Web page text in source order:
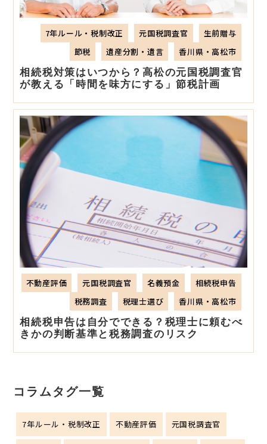
7年ルール・税制改正 元国税調査官
生前贈与
節税
遺産分割・遺言
香川県・高松市
相続税対策はいつから？高松の元国税調査官
が教える「時間を味方にする」節税計画
不動産評価 元国税調査官 名義預金
相続税申告
税務調査
税理士選び
香川県・高松市
相続税申告は自分でできる？税理士に頼むべ
きかの判断基準と税務調査のリスク
コラムタグ一覧
7年ルール・税制改正 不動産評価 元国税調査官